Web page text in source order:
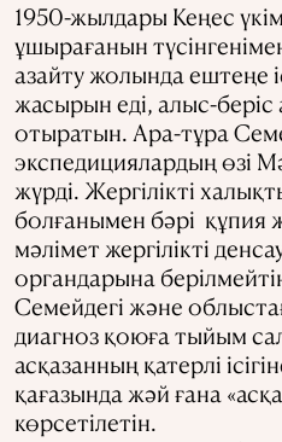
1950-жылдары Кеңес
ұшырағанын
азайту жолында ештеңе
жасырын еді, алыс-беріс
отыратын. Ара-тұра
экспедициялардың өзі
жүрді. Жергілікті
болғанымен бәрі құпия
мәлімет жергілікті
органдарына
Семейдегі және
диагноз қоюға тыйым
асқазанның қатерлі
қағазында жәй ғана
көрсетілетін.